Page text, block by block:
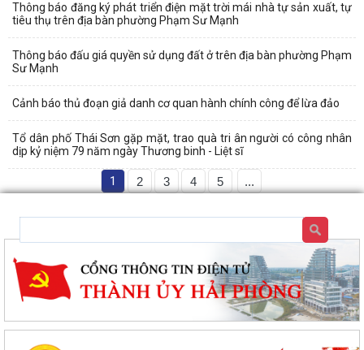
Thông báo đăng ký phát triển điện mặt trời mái nhà tự sản xuất, tự
tiêu thụ trên địa bàn phường Phạm Sư Mạnh
Thông báo đấu giá quyền sử dụng đất ở trên địa bàn phường Phạm
Sư Mạnh
Cảnh báo thủ đoạn giả danh cơ quan hành chính công để lừa đảo
Tổ dân phố Thái Sơn gặp mặt, trao quà tri ân người có công nhân
dịp kỷ niệm 79 năm ngày Thương binh - Liệt sĩ
1 2 3 4 5 ...